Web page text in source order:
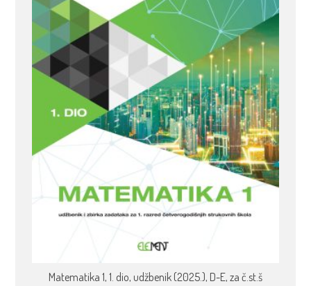
Matematika 1, 1. dio, udžbenik (2025.), D-E, za č.st.š